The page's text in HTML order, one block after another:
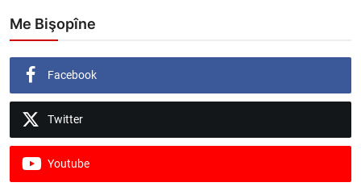
Me Bişopîne
Facebook
Twitter
Youtube